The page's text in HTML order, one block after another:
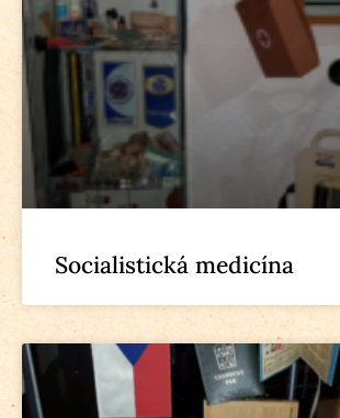
Socialistická medicína